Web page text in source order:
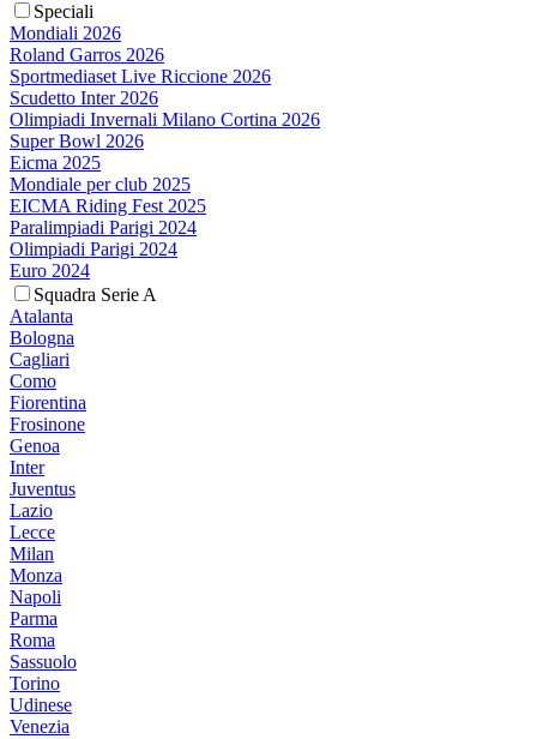
Speciali
Mondiali 2026
Roland Garros 2026
Sportmediaset Live Riccione 2026
Scudetto Inter 2026
Olimpiadi Invernali Milano Cortina 2026
Super Bowl 2026
Eicma 2025
Mondiale per club 2025
EICMA Riding Fest 2025
Paralimpiadi Parigi 2024
Olimpiadi Parigi 2024
Euro 2024
Squadra Serie A
Atalanta
Bologna
Cagliari
Como
Fiorentina
Frosinone
Genoa
Inter
Juventus
Lazio
Lecce
Milan
Monza
Napoli
Parma
Roma
Sassuolo
Torino
Udinese
Venezia